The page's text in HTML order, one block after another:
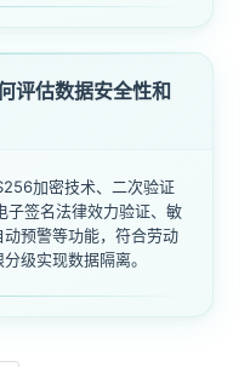
评估数据安全性和
加密技术、二次验证
子签名法律效力验证、敏
预警等功能，符合劳动
级实现数据隔离。